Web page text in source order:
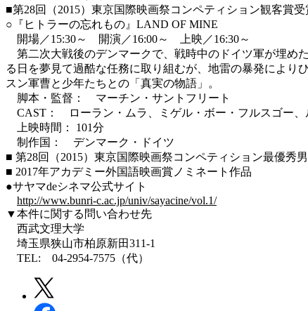
■第28回（2015）東京国際映画祭コンペティション観客賞受
○『ヒトラーの忘れもの』LAND OF MINE
開場／15:30～ 開演／16:00～ 上映／16:30～
第二次大戦後のデンマークで、戦時中のドイツ軍が埋め
る日を夢見て過酷な任務に取り組むが、地雷の暴発により
スン軍曹と少年たちとの「真実の物語」。
脚本・監督： マーチン・サントフリート
CAST： ローラン・ムラ、ミゲル・ボー・フルスゴー、
上映時間： 101分
制作国： デンマーク・ドイツ
■ 第28回（2015）東京国際映画祭コンペティション最優秀
■ 2017年アカデミー外国語映画賞ノミネート作品
●サヤマdeシネマ公式サイト
http://www.bunri-c.ac.jp/univ/sayacine/vol.1/
▼本件に関する問い合わせ先
西武文理大学
埼玉県狭山市柏原新田311-1
TEL: 04-2954-7575（代）